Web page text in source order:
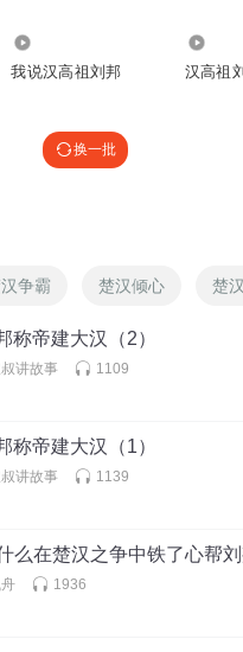
我说汉高祖刘邦 汉高祖
换一批
争霸 楚汉倾心 楚
称帝建大汉（2）
讲故事 1109
称帝建大汉（1）
讲故事 1139
么在楚汉之争中铁了心帮刘
1936